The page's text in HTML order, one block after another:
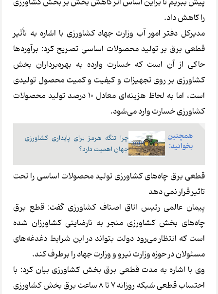
را کاهش داد.
مدیرکل دفتر امور آب وزارت جهاد کشاورزی با اشاره به تأثیر
قطعی برق بر تولید محصولات اساسی تصریح کرد: برآوردها
حاکی از آن است که خسارت وارده به بهره‌برداران بخش
کشاورزی بر روی تجهیزات و کیفیت و کمیت محصول تولیدی
است، اما به لحاظ هزینه‌ای معادل ۱۰ درصد تولید محصولات
کشاورزی خسارت وارد می‌شود.
همچنین
بخوانید:
چرا تنگه هرمز برای پایداری کشاورزی
جهان اهمیت دارد؟
قطعی برق چاه‌های کشاورزی تولید محصولات اساسی را تحت
تاثیر قرار نمی دهد
پیمان عالمی رئیس اتاق اصناف کشاورزی گفت: قطع برق
چاه‌های بخش کشاورزی منجر به نارضایتی کشاورزان شده
است که انتظار می‌رود دولت بتواند در این شرایط دغدغه‌های
مسئولان در حوزه وزارت نیرو و وزارت جهاد را برطرف کند.
وی با اشاره به مدت قطعی برق بخش کشاورزی بیان کرد: با
احتساب قطعی شبکه روزانه ۷ تا ۸ ساعت برق بخش کشاورزی